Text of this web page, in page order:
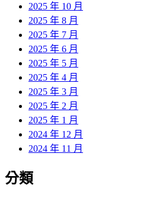
2025 年 10 月
2025 年 8 月
2025 年 7 月
2025 年 6 月
2025 年 5 月
2025 年 4 月
2025 年 3 月
2025 年 2 月
2025 年 1 月
2024 年 12 月
2024 年 11 月
分類